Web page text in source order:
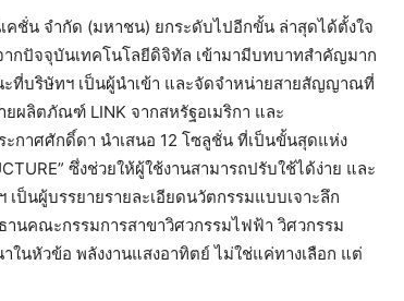
ชั่น จำกัด (มหาชน) ยกระดับไปอีกขั้น ล่าสุดได้ตั้งใจ
กปัจจุบันเทคโนโลยีดิจิทัล เข้ามามีบทบาทสำคัญมาก
ที่บริษัทฯ เป็นผู้นำเข้า และจัดจำหน่ายสายสัญญาณที่
ผลิตภัณฑ์ LINK จากสหรัฐอเมริกา และ
ะกาศศักดิ์ดา นำเสนอ 12 โซลูชั่น ที่เป็นขั้นสุดแห่ง
ซึ่งช่วยให้ผู้ใช้งานสามารถปรับใช้ได้ง่าย และ
ป็นผู้บรรยายรายละเอียดนวัตกรรมแบบเจาะลึก
นคณะกรรมการสาขาวิศวกรรมไฟฟ้า วิศวกรรม
ในหัวข้อ พลังงานแสงอาทิตย์ ไม่ใช่แค่ทางเลือก แต่